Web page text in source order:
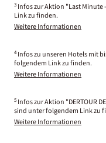
3 Infos zur Aktion "Last Minute
Link zu finden.
Weitere Informationen
4 Infos zu unseren Hotels mit
folgendem Link zu finden.
Weitere Informationen
5 Infos zur Aktion "DERTOUR
sind unter folgendem Link zu
Weitere Informationen